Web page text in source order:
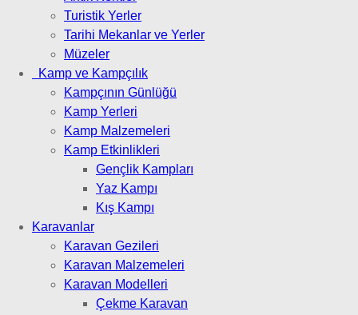
Turistik Yerler
Tarihi Mekanlar ve Yerler
Müzeler
Kamp ve Kampçılık
Kampçının Günlüğü
Kamp Yerleri
Kamp Malzemeleri
Kamp Etkinlikleri
Gençlik Kampları
Yaz Kampı
Kış Kampı
Karavanlar
Karavan Gezileri
Karavan Malzemeleri
Karavan Modelleri
Çekme Karavan